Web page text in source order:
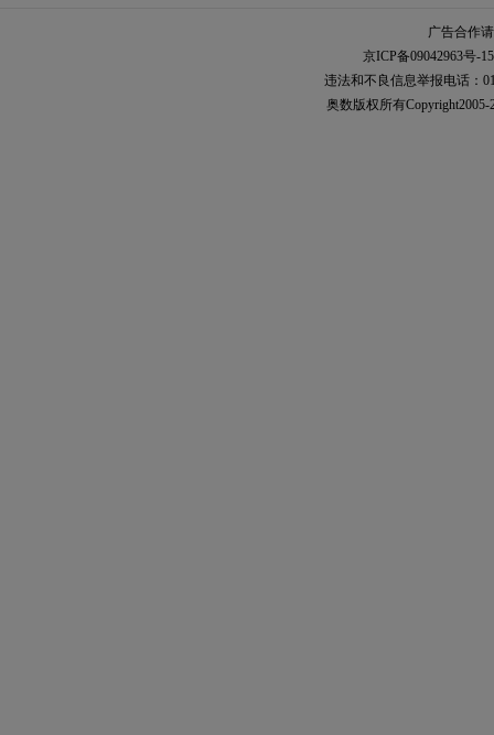
广告合作
京ICP备09042963号-15
违法和不良信息举报电话：
奥数 版权所有Copyright2005-